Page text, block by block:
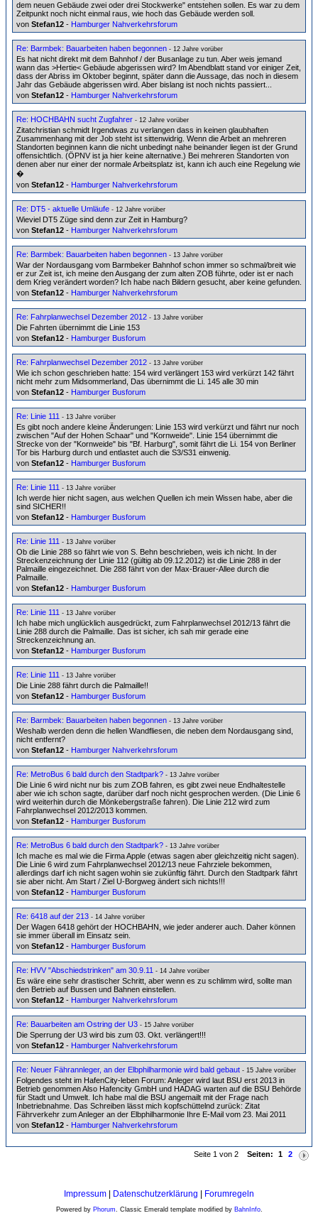
dem neuen Gebäude zwei oder drei Stockwerke" entstehen sollen. Es war zu dem
Zeitpunkt noch nicht einmal raus, wie hoch das Gebäude werden soll.
von Stefan12 - Hamburger Nahverkehrsforum
Re: Barmbek: Bauarbeiten haben begonnen - 12 Jahre vorüber
Es hat nicht direkt mit dem Bahnhof / der Busanlage zu tun. Aber weis jemand
wann das >Hertie< Gebäude abgerissen wird? Im Abendblatt stand vor einiger Zeit,
dass der Abriss im Oktober beginnt, später dann die Aussage, das noch in diesem
Jahr das Gebäude abgerissen wird. Aber bislang ist noch nichts passiert...
von Stefan12 - Hamburger Nahverkehrsforum
Re: HOCHBAHN sucht Zugfahrer - 12 Jahre vorüber
Zitatchristian schmidt Irgendwas zu verlangen dass in keinen glaubhaften
Zusammenhang mit der Job steht ist sittenwidrig. Wenn die Arbeit an mehreren
Standorten beginnen kann die nicht unbedingt nahe beinander liegen ist der Grund
offensichtlich. (ÖPNV ist ja hier keine alternative.) Bei mehreren Standorten von
denen aber nur einer der normale Arbeitsplatz ist, kann ich auch eine Regelung wie
�
von Stefan12 - Hamburger Nahverkehrsforum
Re: DT5 - aktuelle Umläufe - 12 Jahre vorüber
Wieviel DT5 Züge sind denn zur Zeit in Hamburg?
von Stefan12 - Hamburger Nahverkehrsforum
Re: Barmbek: Bauarbeiten haben begonnen - 13 Jahre vorüber
War der Nordausgang vom Barmbeker Bahnhof schon immer so schmal/breit wie
er zur Zeit ist, ich meine den Ausgang der zum alten ZOB führte, oder ist er nach
dem Krieg verändert worden? Ich habe nach Bildern gesucht, aber keine gefunden.
von Stefan12 - Hamburger Nahverkehrsforum
Re: Fahrplanwechsel Dezember 2012 - 13 Jahre vorüber
Die Fahrten übernimmt die Linie 153
von Stefan12 - Hamburger Busforum
Re: Fahrplanwechsel Dezember 2012 - 13 Jahre vorüber
Wie ich schon geschrieben hatte: 154 wird verlängert 153 wird verkürzt 142 fährt
nicht mehr zum Midsommerland, Das übernimmt die Li. 145 alle 30 min
von Stefan12 - Hamburger Busforum
Re: Linie 111 - 13 Jahre vorüber
Es gibt noch andere kleine Änderungen: Linie 153 wird verkürzt und fährt nur noch
zwischen "Auf der Hohen Schaar" und "Kornweide". Linie 154 übernimmt die
Strecke von der "Kornweide" bis "Bf. Harburg", somit fährt die Li. 154 von Berliner
Tor bis Harburg durch und entlastet auch die S3/S31 einwenig.
von Stefan12 - Hamburger Busforum
Re: Linie 111 - 13 Jahre vorüber
Ich werde hier nicht sagen, aus welchen Quellen ich mein Wissen habe, aber die
sind SICHER!!
von Stefan12 - Hamburger Busforum
Re: Linie 111 - 13 Jahre vorüber
Ob die Linie 288 so fährt wie von S. Behn beschrieben, weis ich nicht. In der
Streckenzeichnung der Linie 112 (gültig ab 09.12.2012) ist die Linie 288 in der
Palmaille eingezeichnet. Die 288 fährt von der Max-Brauer-Allee durch die
Palmaille.
von Stefan12 - Hamburger Busforum
Re: Linie 111 - 13 Jahre vorüber
Ich habe mich unglücklich ausgedrückt, zum Fahrplanwechsel 2012/13 fährt die
Linie 288 durch die Palmaille. Das ist sicher, ich sah mir gerade eine
Streckenzeichnung an.
von Stefan12 - Hamburger Busforum
Re: Linie 111 - 13 Jahre vorüber
Die Linie 288 fährt durch die Palmaille!!
von Stefan12 - Hamburger Busforum
Re: Barmbek: Bauarbeiten haben begonnen - 13 Jahre vorüber
Weshalb werden denn die hellen Wandfliesen, die neben dem Nordausgang sind,
nicht entfernt?
von Stefan12 - Hamburger Nahverkehrsforum
Re: MetroBus 6 bald durch den Stadtpark? - 13 Jahre vorüber
Die Linie 6 wird nicht nur bis zum ZOB fahren, es gibt zwei neue Endhaltestelle
aber wie ich schon sagte, darüber darf noch nicht gesprochen werden. (Die Linie 6
wird weiterhin durch die Mönkebergstraße fahren). Die Linie 212 wird zum
Fahrplanwechsel 2012/2013 kommen.
von Stefan12 - Hamburger Busforum
Re: MetroBus 6 bald durch den Stadtpark? - 13 Jahre vorüber
Ich mache es mal wie die Firma Apple (etwas sagen aber gleichzeitig nicht sagen).
Die Linie 6 wird zum Fahrplanwechsel 2012/13 neue Fahrziele bekommen,
allerdings darf ich nicht sagen wohin sie zukünftig fährt. Durch den Stadtpark fährt
sie aber nicht. Am Start / Ziel U-Borgweg ändert sich nichts!!!
von Stefan12 - Hamburger Busforum
Re: 6418 auf der 213 - 14 Jahre vorüber
Der Wagen 6418 gehört der HOCHBAHN, wie jeder anderer auch. Daher können
sie immer überall im Einsatz sein.
von Stefan12 - Hamburger Busforum
Re: HVV "Abschiedstrinken" am 30.9.11 - 14 Jahre vorüber
Es wäre eine sehr drastischer Schritt, aber wenn es zu schlimm wird, sollte man
den Betrieb auf Bussen und Bahnen einstellen.
von Stefan12 - Hamburger Nahverkehrsforum
Re: Bauarbeiten am Ostring der U3 - 15 Jahre vorüber
Die Sperrung der U3 wird bis zum 03. Okt. verlängert!!!
von Stefan12 - Hamburger Nahverkehrsforum
Re: Neuer Fährannleger, an der Elbphilharmonie wird bald gebaut - 15 Jahre vorüber
Folgendes steht im HafenCity-leben Forum: Anleger wird laut BSU erst 2013 in
Betrieb genommen Also Hafencity GmbH und HADAG warten auf die BSU Behörde
für Stadt und Umwelt. Ich habe mal die BSU angemailt mit der Frage nach
Inbetriebnahme. Das Schreiben lässt mich kopfschüttelnd zurück: Zitat
Fährverkehr zum Anleger an der Elbphilharmonie Ihre E-Mail vom 23. Mai 2011
von Stefan12 - Hamburger Nahverkehrsforum
Seite 1 von 2 Seiten: 1 2
Impressum Datenschutzerklärung Forumregeln
Powered by Phorum. Classic Emerald template modified by BahnInfo.